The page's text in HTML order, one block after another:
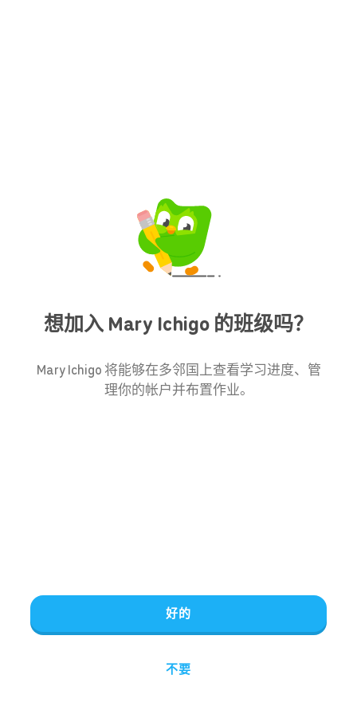
想加入 Mary Ichigo 的班级吗？
Mary Ichigo 将能够在多邻国上查看学习进度、管
理你的帐户并布置作业。
好的
不要